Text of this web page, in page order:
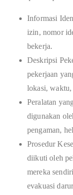
Informasi
izin, nomor
bekerja.
Deskripsi
pekerjaan
lokasi, waktu,
Peralatan
digunakan
pengaman,
Prosedur
diikuti oleh
mereka
evakuasi